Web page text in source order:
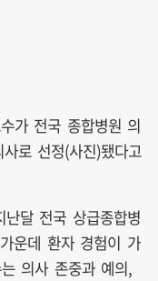
가 전국 종합병원 의
로 선정(사진)됐다고
달 전국 상급종합병
운데 환자 경험이 가
의사 존중과 예의,